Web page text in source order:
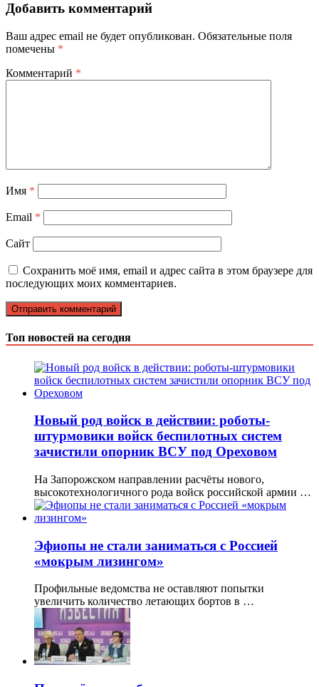
Добавить комментарий
Ваш адрес email не будет опубликован. Обязательные поля
помечены *
Комментарий *
Имя *
Email *
Сайт
Сохранить моё имя, email и адрес сайта в этом браузере для
последующих моих комментариев.
Топ новостей на сегодня
Новый род войск в действии: роботы-
штурмовики войск беспилотных систем
зачистили опорник ВСУ под Ореховом
На Запорожском направлении расчёты нового,
высокотехнологичного рода войск российской армии …
Эфиопы не стали заниматься с Россией
«мокрым лизингом»
Профильные ведомства не оставляют попытки
увеличить количество летающих бортов в …